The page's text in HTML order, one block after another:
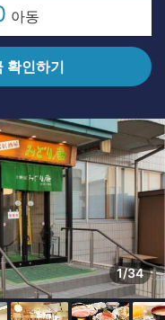
아동
확인하기
1/34